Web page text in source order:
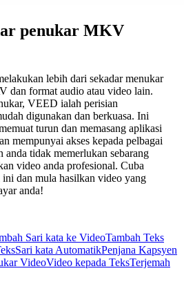
penukar MKV
lebih dari sekadar menukar
dan format audio atau video lain.
VEED ialah perisian
digunakan dan berkuasa. Ini
turun dan memasang aplikasi
mempunyai akses kepada pelbagai
anda tidak memerlukan sebarang
video anda profesional. Cuba
dan mula hasilkan video yang
anda!
Sari kata ke VideoTambah Teks
Sari kata AutomatikPenjana Kapsyen
VideoVideo kepada TeksTerjemah